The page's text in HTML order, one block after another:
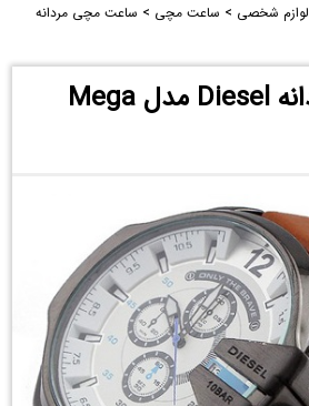
لوازم شخصی > ساعت مچی > ساعت مچی مردانه
ساعت مچی مردانه Diesel مدل Mega